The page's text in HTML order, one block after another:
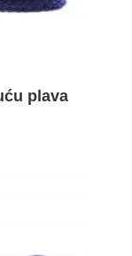
plava